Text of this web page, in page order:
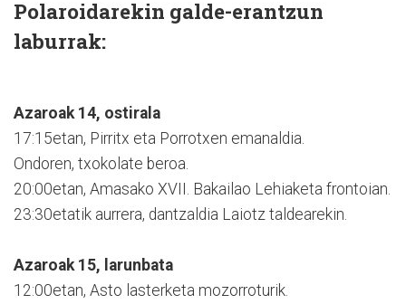
Polaroidarekin galde-erantzun
laburrak:
Azaroak 14, ostirala
17:15etan, Pirritx eta Porrotxen emanaldia.
Ondoren, txokolate beroa.
20:00etan, Amasako XVII. Bakailao Lehiaketa frontoian.
23:30etatik aurrera, dantzaldia Laiotz taldearekin.
Azaroak 15, larunbata
12:00etan, Asto lasterketa mozorroturik.